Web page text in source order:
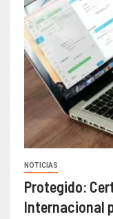
NOTICIAS
Protegido:
Internacional